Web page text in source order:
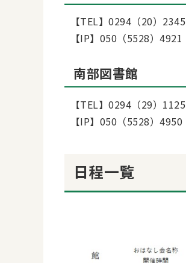
【TEL】0294（20）2345
【IP】050（5528）4921
南部図書館
【TEL】0294（29）1125
【IP】050（5528）4950
日程一覧